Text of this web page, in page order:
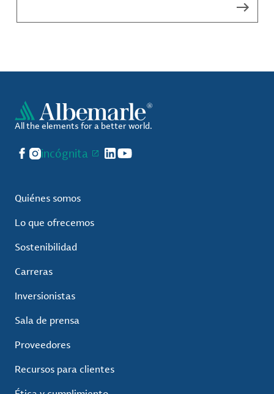
All the elements for a better world.
Facebook
Instagram
incógnita LinkedIn
YouTube
Quiénes somos
Lo que ofrecemos
Sostenibilidad
Carreras
Inversionistas
Sala de prensa
Proveedores
Recursos para clientes